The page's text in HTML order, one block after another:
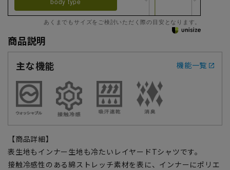
あくまでもサイズをご検討いただく際の目安となります。
商品説明
主な機能
機能一覧
【商品詳細】
表生地もインナー生地も冷たいレイヤードTシャツです。
接触冷感性のある綿ストレッチ素材を表に、インナーにポリエ